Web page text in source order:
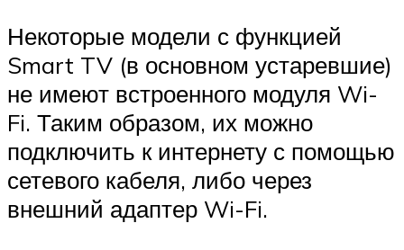
Некоторые модели с функцией
Smart TV (в основном устаревшие)
не имеют встроенного модуля Wi-
Fi. Таким образом, их можно
подключить к интернету с помощью
сетевого кабеля, либо через
внешний адаптер Wi-Fi.